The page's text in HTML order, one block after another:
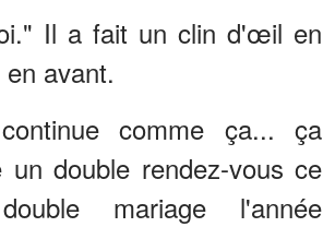
Il a fait un clin d'œil en
avant.
comme ça... ça
un double rendez-vous ce
mariage l'année